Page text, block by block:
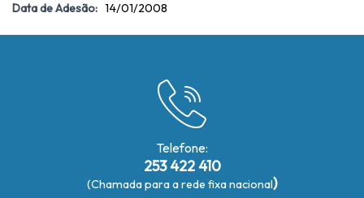
Data de Adesão: 14/01/2008
Telefone:
253 422 410
(Chamada para a rede fixa nacional)